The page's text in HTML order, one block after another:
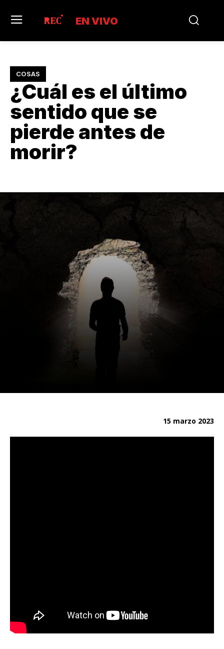
EN VIVO
COSAS
¿Cuál es el último
sentido que se
pierde antes de
morir?
15 marzo 2023